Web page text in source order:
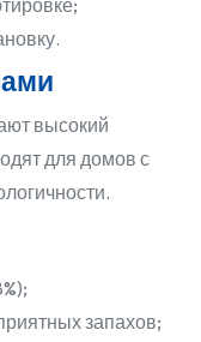
высокий
для домов с
запахов;